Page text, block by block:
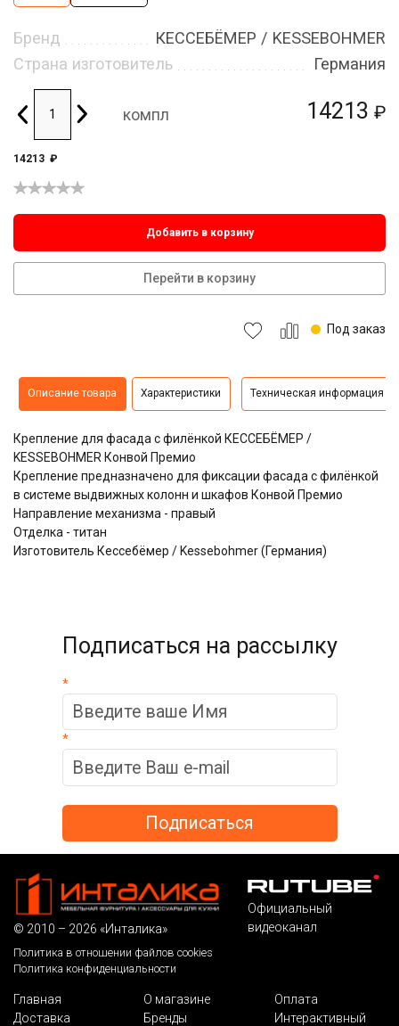
14213 ₽
Бренд
КЕССЕБЁМЕР / KESSEBOHMER
Страна изготовитель
Германия
компл
14213 ₽
Добавить в корзину
Перейти в корзину
Под заказ
Описание товара Характеристики Техническая информация
Крепление для фасада с филёнкой КЕССЕБЁМЕР /
KESSEBOHMER Конвой Премио
Крепление предназначено для фиксации фасада с филёнкой
в системе выдвижных колонн и шкафов Конвой Премио
Направление механизма - правый
Отделка - титан
Изготовитель Кессебёмер / Kessebohmer (Германия)
Подписаться на рассылку
*
*
© 2010 – 2026 «Инталика»
Политика в отношении файлов cookies
Политика конфиденциальности
Официальный
видеоканал
Главная О магазине
Оплата
Доставка
Бренды Интерактивный